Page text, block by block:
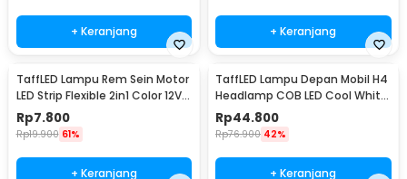
+ Keranjang + Keranjang
TaffLED Lampu Rem Sein Motor
LED Strip Flexible 2in1 Color 12V
20cm
Rp7.800
Rp19.900 61%
+ Keranjang
TaffLED Lampu Depan Mobil H4
Headlamp COB LED Cool White
36W 2 PCS - C6
Rp44.800
Rp76.900 42%
+ Keranjang